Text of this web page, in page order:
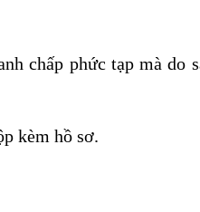
chấp phức tạp mà do
kèm hồ sơ.